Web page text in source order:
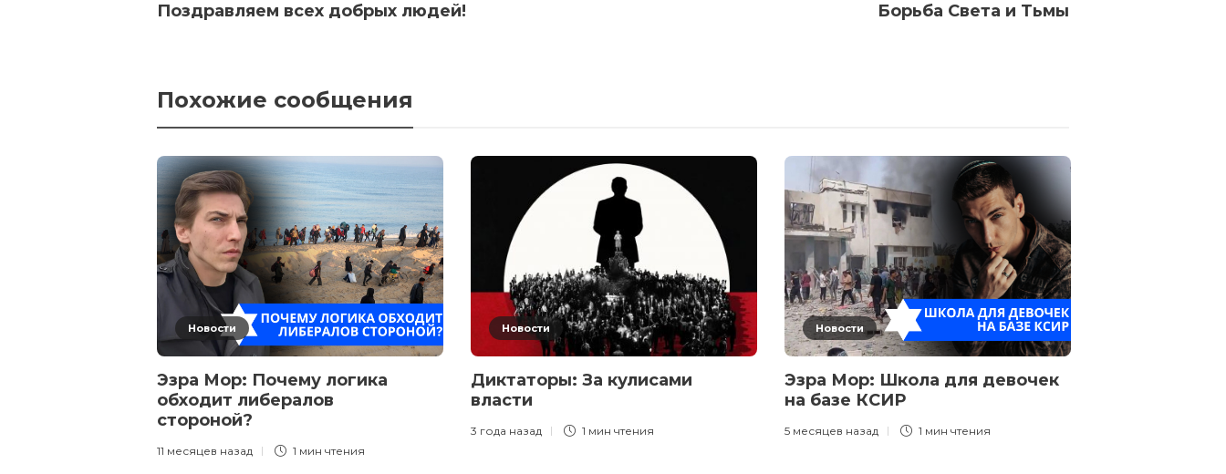
Поздравляем всех добрых людей! Борьба Света и Тьмы
Похожие сообщения
Новости
Эзра Мор: Почему логика
обходит либералов
стороной?
11 месяцев назад 1 мин чтения
Новости
Диктаторы: За кулисами
власти
3 года назад 1 мин чтения
Новости
Эзра Мор: Школа для девочек
на базе КСИР
5 месяцев назад 1 мин чтения